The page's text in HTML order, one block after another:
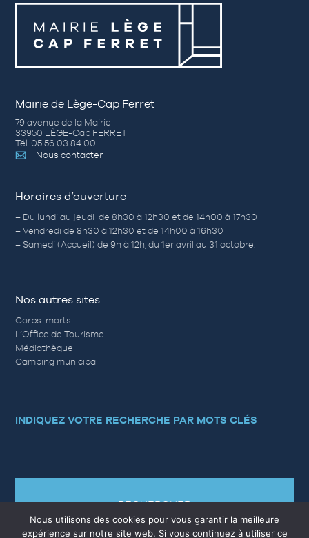
Mairie de Lège-Cap Ferret
79 avenue de la Mairie
33950 LÈGE-Cap FERRET
Tél. 05 56 03 84 00
Nous contacter
Horaires d’ouverture
– Du lundi au jeudi de 8h30 à 12h30 et de 14h00 à 17h30
– Vendredi de 8h30 à 12h30 et de 14h00 à 16h30
– Samedi (Accueil) de 9h à 12h, du 1er avril au 31 octobre.
Nos autres sites
Corps-morts
L’Office de Tourisme
Médiathèque
Camping municipal
INDIQUEZ VOTRE RECHERCHE PAR MOTS CLÉS
RECHERCHER
Nous utilisons des cookies pour vous garantir la meilleure
expérience sur notre site web. Si vous continuez à utiliser ce